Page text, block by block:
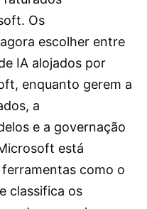
Os
escolher entre
IA alojados por
enquanto gerem a
a
e a governação
está
como o
classifica os